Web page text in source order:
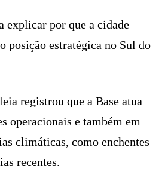
explicar por que a cidade
posição estratégica no Sul do
registrou que a Base atua
operacionais e também em
climáticas, como enchentes
recentes.